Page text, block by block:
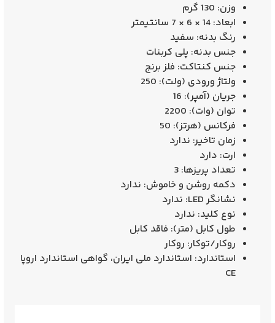
وزن:
ابعاد:
رنگ بدنه: سفید
جنس بدنه: پلی کربنات
جنس کنتاکت: فلز برنج
ولتاژ ورودی (ولت):
جریان (آمپر):
توان (وات):
فرکانس (هرتز):
زمان تاخیر: ندارد
ارت: دارد
تعداد پریزها:
دکمه روشن و خاموش: ندارد
نشانگر LED:
ندارد
نوع کلید: ندارد
طول کابل (متر): فاقد کابل
روکار/توکار: روکار
استاندارد: استاندارد ملی ایران، گواهی استاندارد اروپا
CE